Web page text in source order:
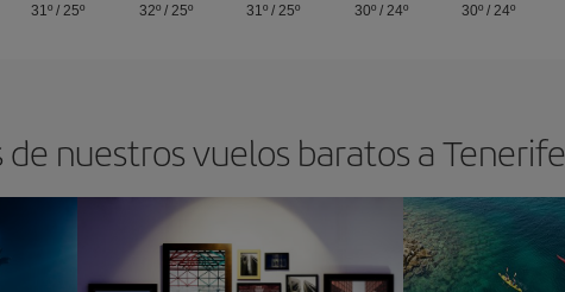
31º / 25º
32º/ 25º
31º / 25º
30º/ 24º
30º / 24º
nuestros vuelos baratos a Tenerife